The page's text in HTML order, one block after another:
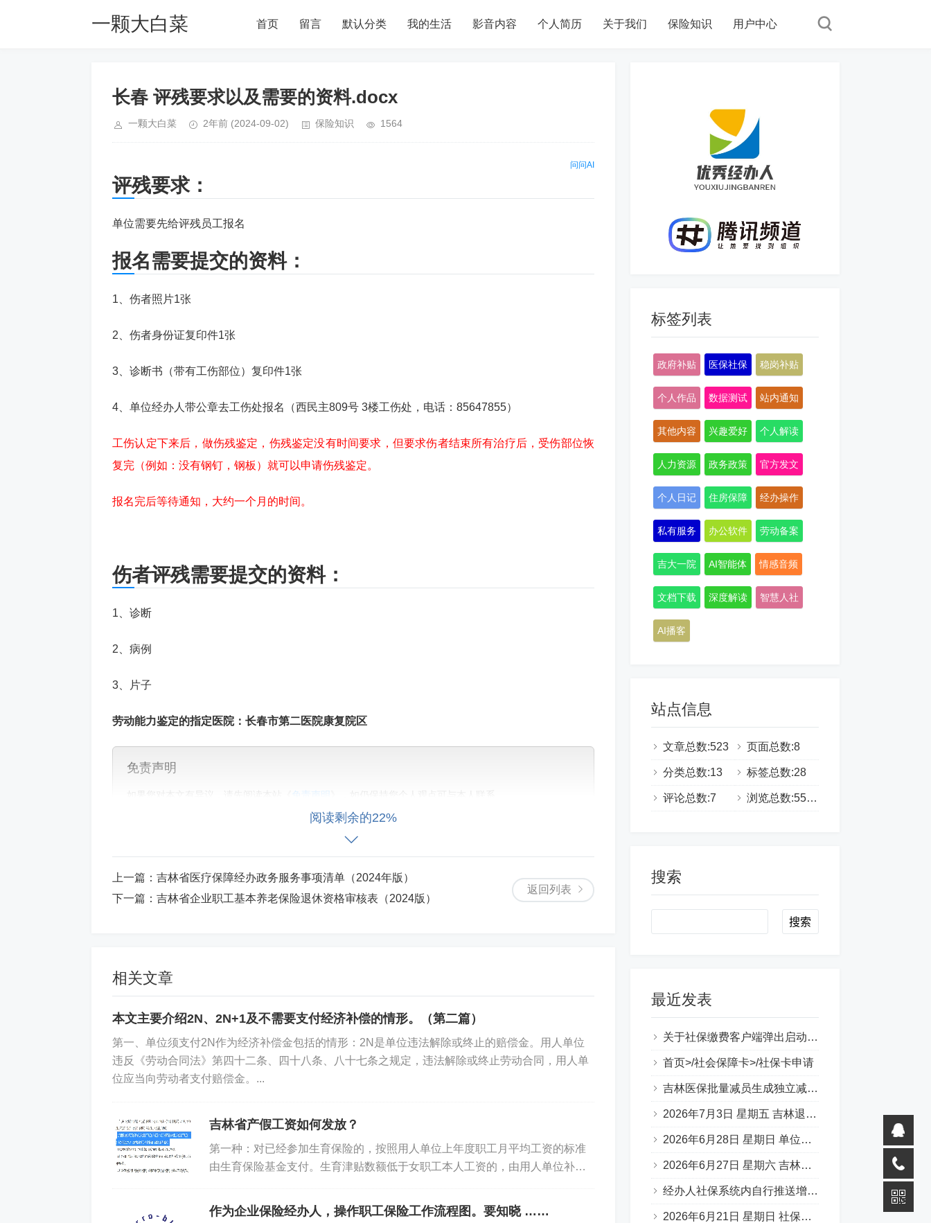
一颗大白菜 首页 留言 默认分类 我的生活 影音内容 个人简历 关于我们 保险知识 用户中心
长春 评残要求以及需要的资料.docx
一颗大白菜 2年前 (2024-09-02) 保险知识 1564
问问AI
评残要求：
单位需要先给评残员工报名
报名需要提交的资料：
1、伤者照片1张
2、伤者身份证复印件1张
3、诊断书（带有工伤部位）复印件1张
4、单位经办人带公章去工伤处报名（西民主809号 3楼工伤处，电话：85647855）
工伤认定下来后，做伤残鉴定，伤残鉴定没有时间要求，但要求伤者结束所有治疗后，受伤部位恢
复完（例如：没有钢钉，钢板）就可以申请伤残鉴定。
报名完后等待通知，大约一个月的时间。
伤者评残需要提交的资料：
1、诊断
2、病例
3、片子
劳动能力鉴定的指定医院：长春市第二医院康复院区
免责声明
如果您对本文有异议，请先阅读本站《 免责声明 》，如仍保持您个人观点可与本人联系。
你好优秀经办人微信公众号
阅读剩余的22%
返回列表
上一篇： 吉林省医疗保障经办政务服务事项清单（2024年版）
下一篇： 吉林省企业职工基本养老保险退休资格审核表（2024版）
相关文章
本文主要介绍2N、2N+1及不需要支付经济补偿的情形。（第二篇）
第一、单位须支付2N作为经济补偿金包括的情形：2N是单位违法解除或终止的赔偿金。用人单位
违反《劳动合同法》第四十二条、四十八条、八十七条之规定，违法解除或终止劳动合同，用人单
位应当向劳动者支付赔偿金。...
吉林省产假工资如何发放？
第一种：对已经参加生育保险的，按照用人单位上年度职工月平均工资的标准
由生育保险基金支付。生育津贴数额低于女职工本人工资的，由用人单位补足
作为企业保险经办人，操作职工保险工作流程图。要知晓 ……
标签列表
政府补贴 医保社保 稳岗补贴
个人作品 数据测试 站内通知
其他内容 兴趣爱好 个人解读
人力资源 政务政策 官方发文
个人日记 住房保障 经办操作
私有服务 办公软件 劳动备案
吉大一院 AI智能体 情感音频
文档下载 深度解读 智慧人社
AI播客
站点信息
文章总数:523 页面总数:8
分类总数:13 标签总数:28
评论总数:7 浏览总数:555334
搜索
Search
最近发表
关于社保缴费客户端弹出启动错误提示（0xc000007b）
首页>/社会保障卡>/社保卡申请
吉林医保批量减员生成独立减员表图片
2026年7月3日 星期五 吉林退休一件事 材料说明 （转载）
2026年6月28日 星期日 单位缴费基数申报承诺书
2026年6月27日 星期六 吉林省50岁退休，啥条件？
经办人社保系统内自行推送增减员步骤
2026年6月21日 星期日 社保补缴 官方口述：